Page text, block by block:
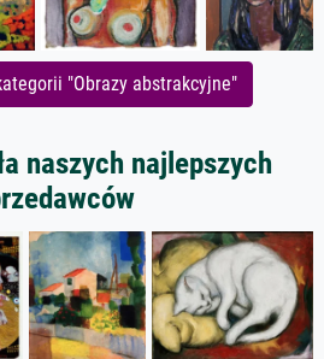
"Obrazy abstrakcyjne"
naszych najlepszych